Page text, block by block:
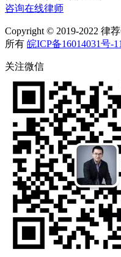
咨询在线律师
Copyright © 2019-2022 律
所有 皖ICP备16014031号-11
关注微信